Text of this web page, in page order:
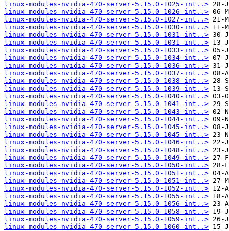
linux-modules-nvidia-470-server-5.15.0-1025-int..>
linux-modules-nvidia-470-server-5.15.0-1026-int..>
linux-modules-nvidia-470-server-5.15.0-1027-int..>
linux-modules-nvidia-470-server-5.15.0-1030-int..>
linux-modules-nvidia-470-server-5.15.0-1031-int..>
linux-modules-nvidia-470-server-5.15.0-1031-int..>
linux-modules-nvidia-470-server-5.15.0-1033-int..>
linux-modules-nvidia-470-server-5.15.0-1034-int..>
linux-modules-nvidia-470-server-5.15.0-1036-int..>
linux-modules-nvidia-470-server-5.15.0-1037-int..>
linux-modules-nvidia-470-server-5.15.0-1038-int..>
linux-modules-nvidia-470-server-5.15.0-1039-int..>
linux-modules-nvidia-470-server-5.15.0-1040-int..>
linux-modules-nvidia-470-server-5.15.0-1041-int..>
linux-modules-nvidia-470-server-5.15.0-1043-int..>
linux-modules-nvidia-470-server-5.15.0-1044-int..>
linux-modules-nvidia-470-server-5.15.0-1045-int..>
linux-modules-nvidia-470-server-5.15.0-1045-int..>
linux-modules-nvidia-470-server-5.15.0-1046-int..>
linux-modules-nvidia-470-server-5.15.0-1048-int..>
linux-modules-nvidia-470-server-5.15.0-1049-int..>
linux-modules-nvidia-470-server-5.15.0-1050-int..>
linux-modules-nvidia-470-server-5.15.0-1051-int..>
linux-modules-nvidia-470-server-5.15.0-1051-int..>
linux-modules-nvidia-470-server-5.15.0-1052-int..>
linux-modules-nvidia-470-server-5.15.0-1055-int..>
linux-modules-nvidia-470-server-5.15.0-1056-int..>
linux-modules-nvidia-470-server-5.15.0-1058-int..>
linux-modules-nvidia-470-server-5.15.0-1059-int..>
linux-modules-nvidia-470-server-5.15.0-1060-int..>